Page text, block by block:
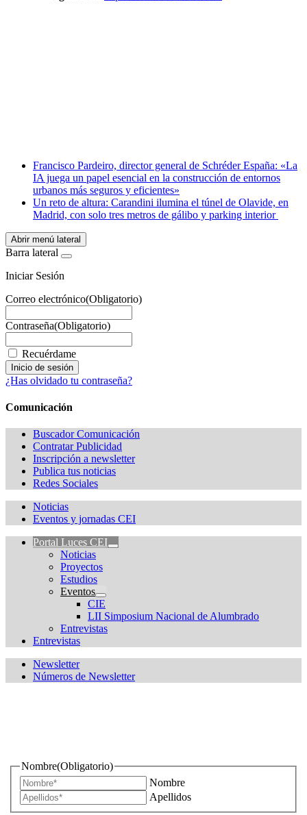
WhatsApp
Francisco Pardeiro, director general de Schréder España: «La
IA juega un papel esencial en la construcción de entornos
urbanos más seguros y eficientes»
Un reto de altura: Carandini ilumina el túnel de Olavide, en
Madrid, con solo tres metros de gálibo y parking interior
Abrir menú lateral
Barra lateral
Iniciar Sesión
Correo electrónico(Obligatorio)
Contraseña(Obligatorio)
Recuérdame
¿Has olvidado tu contraseña?
Comunicación
Buscador Comunicación
Contratar Publicidad
Inscripción a newsletter
Publica tus noticias
Redes Sociales
Noticias
Eventos y jornadas CEI
Portal Luces CEI
Noticias
Proyectos
Estudios
Eventos
CIE
LII Simposium Nacional de Alumbrado
Entrevistas
Entrevistas
Newsletter
Números de Newsletter
Nombre(Obligatorio)
Nombre
Apellidos